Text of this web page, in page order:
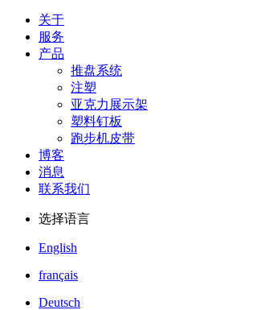
关于
服务
产品
推盘系统
注塑
亚克力展示架
塑料钉板
跑步机皮带
博客
消息
联系我们
选择语言
English
français
Deutsch